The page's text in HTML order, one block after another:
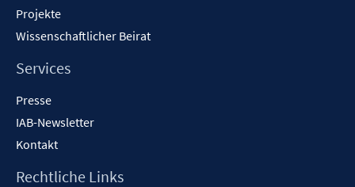
Projekte
Wissenschaftlicher Beirat
Services
Presse
IAB-Newsletter
Kontakt
Rechtliche Links